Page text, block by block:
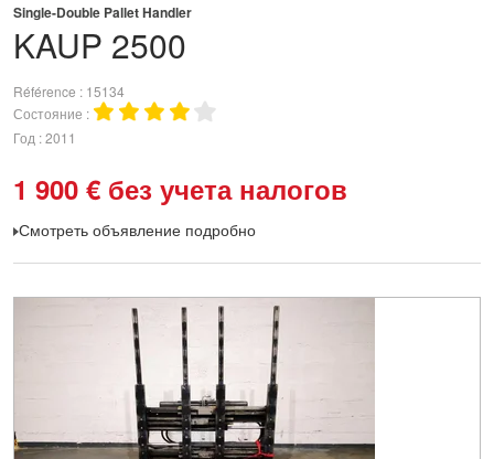
KAUP 2500
Single-Double Pallet Handler
Référence
15134
Состояние
Год 2011
1 900 € без учета налогов
Смотреть объявление подробно